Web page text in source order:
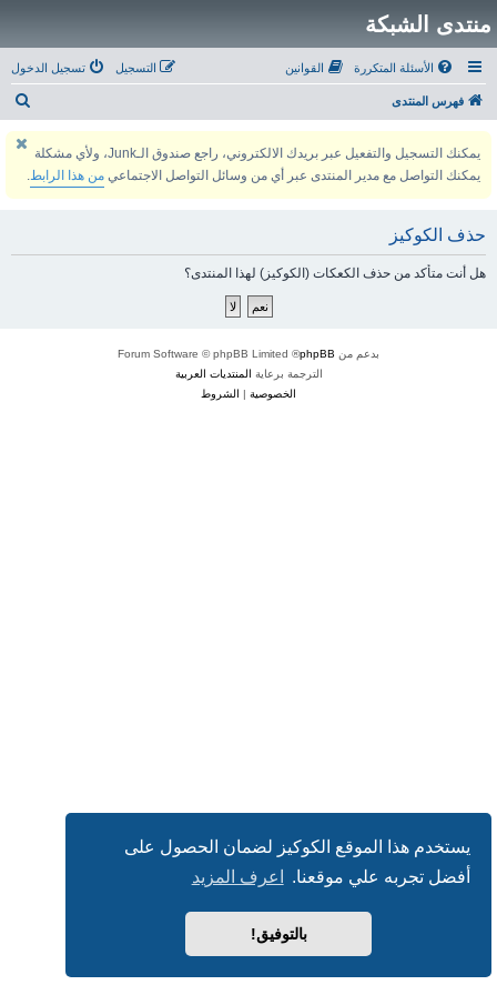
يستخدم هذا الموقع الكوكيز لضمان الحصول على
أفضل تجربه علي موقعنا.
اعرف المزيد
بالتوفيق!
منتدى الشبكة
الأسئلة المتكررة القوانين تسجيل الدخول التسجيل
فهرس المنتدى
يمكنك التسجيل والتفعيل عبر بريدك الالكتروني، راجع صندوق الـJunk، ولأي مشكلة
يمكنك التواصل مع مدير المنتدى عبر أي من وسائل التواصل الاجتماعي من هذا الرابط.
حذف الكوكيز
هل أنت متأكد من حذف الكعكات (الكوكيز) لهذا المنتدى؟
بدعم من phpBB
® Forum Software © phpBB Limited
الترجمة برعاية المنتديات العربية
الخصوصية | الشروط